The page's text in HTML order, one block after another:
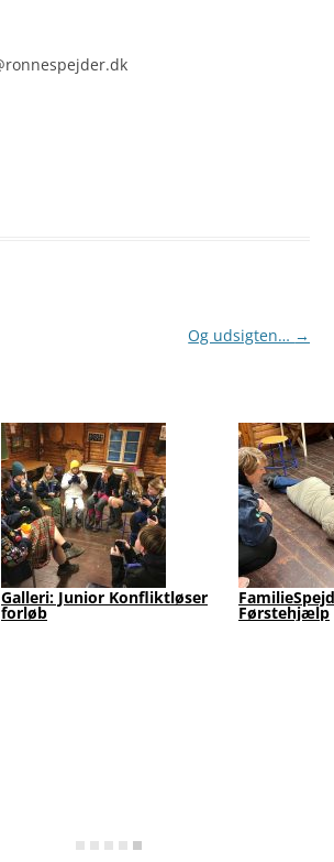
Og udsigten… →
Galleri: Junior Konfliktløser
forløb Førstehjælp